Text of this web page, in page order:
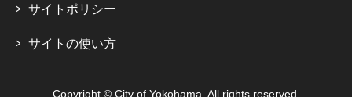
サイトポリシー
サイトの使い方
Copyright © City of Yokohama. All rights reserved.